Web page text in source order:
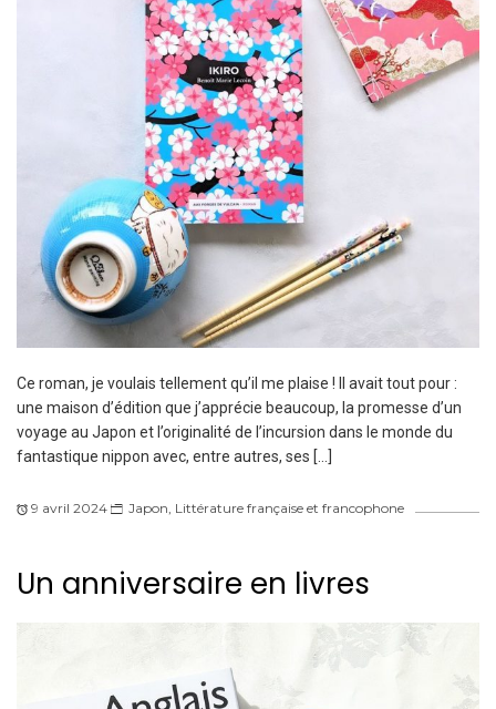
Ce roman, je voulais tellement qu’il me plaise ! Il avait tout pour :
une maison d’édition que j’apprécie beaucoup, la promesse d’un
voyage au Japon et l’originalité de l’incursion dans le monde du
fantastique nippon avec, entre autres, ses […]
9 avril 2024 Japon Littérature française et francophone
Un anniversaire en livres